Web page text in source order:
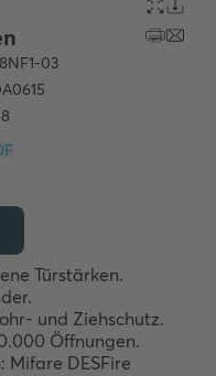
PDF
Türstärken.
und Ziehschutz.
Öffnungen.
Mifare DESFire